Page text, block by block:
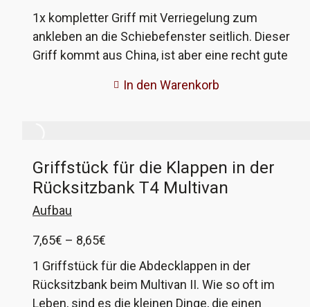
1x kompletter Griff mit Verriegelung zum
ankleben an die Schiebefenster seitlich. Dieser
Griff kommt aus China, ist aber eine recht gute
'Ersatzteilspender', wenn also an eurer
zum Original, zum einen sind die
Verriegelungspinhälften hier aus Metall, ob diese
dann Geräusche machen am Rahmen, haben wir
die Feder unseres Nachbaues ist viel zu
schwach, da unbedingt die aus dem Original
verwenden! Theoretisch lässt der Griff sich
natürlich genauso an die Scheibe kleben, so wie
In den Warenkorb
Griffstück für die Klappen in der
Rücksitzbank T4 Multivan
Aufbau
7,65€ – 8,65€
7,65€
bis
8,65€
1 Griffstück für die Abdecklappen in der
Rücksitzbank beim Multivan II. Wie so oft im
Leben, sind es die kleinen Dinge, die einen